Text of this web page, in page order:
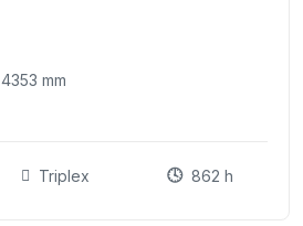
4353 mm
Triplex 862 h